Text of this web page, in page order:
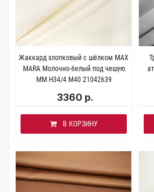
Жаккард хлопковый с шёлком MAX
MARA Молочно-белый под чешую
MM H34/4 M40 21042639
3360 р.
В КОРЗИНУ